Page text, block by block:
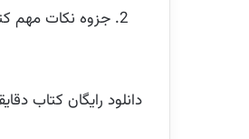
جزوه نکات مهم
دانلود رایگان کتاب